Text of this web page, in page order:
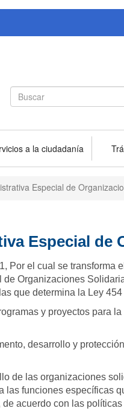
Search
form
Buscar
a la ciudadanía
Especial de
Especial de
Por el cual se
Organizaciones
que determina la Ley
y proyectos
desarrollo y
de las organizaciones
las funciones específicas
acuerdo con las